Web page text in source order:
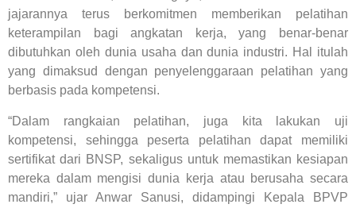
jajarannya terus berkomitmen memberikan pelatihan
keterampilan bagi angkatan kerja, yang benar-benar
dibutuhkan oleh dunia usaha dan dunia industri. Hal itulah
yang dimaksud dengan penyelenggaraan pelatihan yang
berbasis pada kompetensi.
“Dalam rangkaian pelatihan, juga kita lakukan uji
kompetensi, sehingga peserta pelatihan dapat memiliki
sertifikat dari BNSP, sekaligus untuk memastikan kesiapan
mereka dalam mengisi dunia kerja atau berusaha secara
mandiri,” ujar Anwar Sanusi, didampingi Kepala BPVP